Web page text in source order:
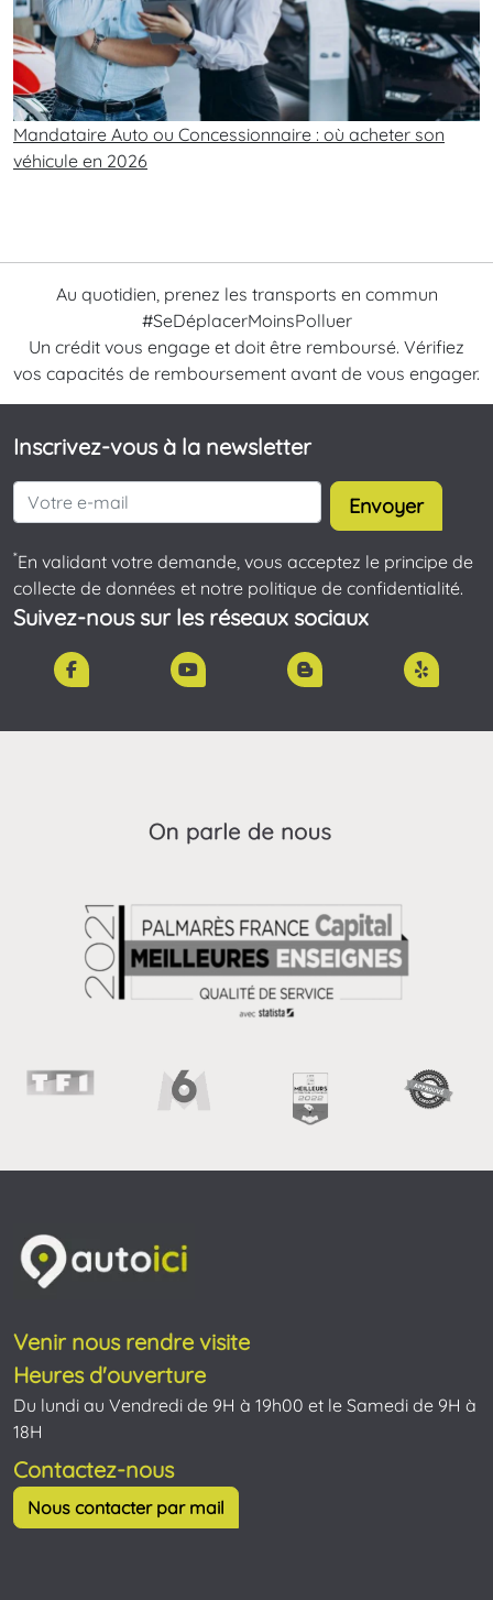
Mandataire Auto ou Concessionnaire : où acheter son
véhicule en 2026
Au quotidien, prenez les transports en commun
#SeDéplacerMoinsPolluer
Un crédit vous engage et doit être remboursé. Vérifiez
vos capacités de remboursement avant de vous engager.
Inscrivez-vous à la newsletter
Envoyer
*En validant votre demande, vous acceptez le principe de
collecte de données et notre politique de confidentialité.
Suivez-nous sur les réseaux sociaux
Venir nous rendre visite
Heures d'ouverture
Du lundi au Vendredi de 9H à 19h00 et le Samedi de 9H à
18H
Contactez-nous
Nous contacter par mail